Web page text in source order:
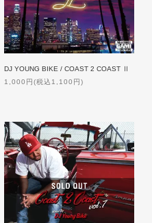
DJ YOUNG BIKE / COAST 2 COAST Ⅱ
1,000円(税込1,100円)